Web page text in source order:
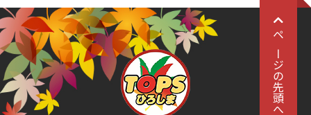
ページの先頭へ